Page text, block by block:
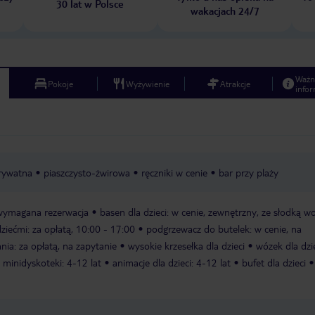
30 lat w Polsce
wakacjach 24/7
Pokoje Wyżywienie Atrakcje
piaszczysto-żwirowa ręczniki w cenie bar przy plaży
rezerwacja
basen dla dzieci: w cenie, zewnętrzny, ze słodką
za opłatą, 10:00 - 17:00
podgrzewacz do butelek: w cenie, na
za opłatą, na zapytanie
wysokie krzesełka dla dzieci
wózek dla
minidyskoteki: 4-12 lat
animacje dla dzieci: 4-12 lat bufet dla dzieci